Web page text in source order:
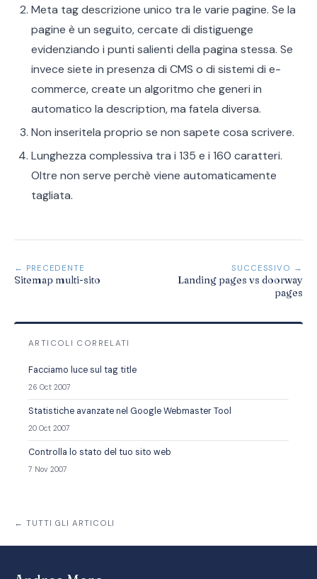
Meta tag descrizione unico tra le varie pagine. Se la
pagine è un seguito, cercate di distiguenge
evidenziando i punti salienti della pagina stessa. Se
invece siete in presenza di CMS o di sistemi di e-
commerce, create un algoritmo che generi in
automatico la description, ma fatela diversa.
Non inseritela proprio se non sapete cosa scrivere.
Lunghezza complessiva tra i 135 e i 160 caratteri.
Oltre non serve perchè viene automaticamente
tagliata.
← PRECEDENTE
Sitemap multi-sito
SUCCESSIVO →
Landing pages vs doorway
pages
ARTICOLI CORRELATI
Facciamo luce sul tag title
26 Oct 2007
Statistiche avanzate nel Google Webmaster Tool
20 Oct 2007
Controlla lo stato del tuo sito web
7 Nov 2007
← TUTTI GLI ARTICOLI